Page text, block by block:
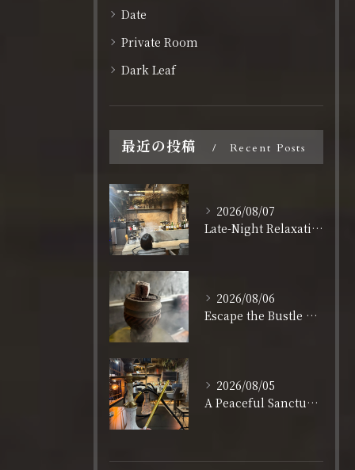
Date
Private Room
Dark Leaf
最近の投稿 Recent Posts
2026/08/07
Late-Night Relaxation in Shinsaibashi: Open Daily Until 3:00 AM
2026/08/06
Escape the Bustle of Dotonbori: Nagahoribashi’s Best Kept Secret
2026/08/05
A Peaceful Sanctuary for Solo Travelers in Shinsaibashi